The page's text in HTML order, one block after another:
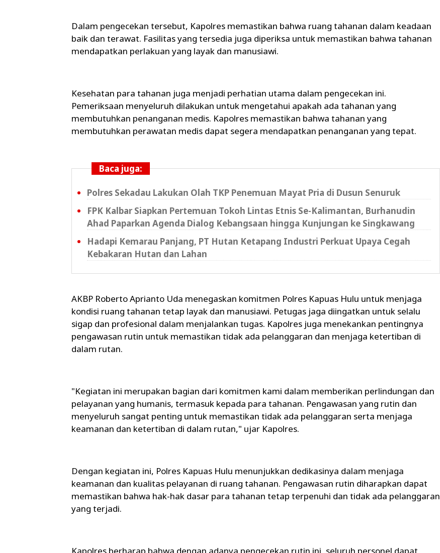
Dalam pengecekan tersebut, Kapolres memastikan bahwa ruang tahanan dalam keadaan
baik dan terawat. Fasilitas yang tersedia juga diperiksa untuk memastikan bahwa tahanan
mendapatkan perlakuan yang layak dan manusiawi.
Kesehatan para tahanan juga menjadi perhatian utama dalam pengecekan ini.
Pemeriksaan menyeluruh dilakukan untuk mengetahui apakah ada tahanan yang
membutuhkan penanganan medis. Kapolres memastikan bahwa tahanan yang
membutuhkan perawatan medis dapat segera mendapatkan penanganan yang tepat.
Baca juga:
Polres Sekadau Lakukan Olah TKP Penemuan Mayat Pria di Dusun Senuruk
FPK Kalbar Siapkan Pertemuan Tokoh Lintas Etnis Se-Kalimantan, Burhanudin
Ahad Paparkan Agenda Dialog Kebangsaan hingga Kunjungan ke Singkawang
Hadapi Kemarau Panjang, PT Hutan Ketapang Industri Perkuat Upaya Cegah
Kebakaran Hutan dan Lahan
AKBP Roberto Aprianto Uda menegaskan komitmen Polres Kapuas Hulu untuk menjaga
kondisi ruang tahanan tetap layak dan manusiawi. Petugas jaga diingatkan untuk selalu
sigap dan profesional dalam menjalankan tugas. Kapolres juga menekankan pentingnya
pengawasan rutin untuk memastikan tidak ada pelanggaran dan menjaga ketertiban di
dalam rutan.
"Kegiatan ini merupakan bagian dari komitmen kami dalam memberikan perlindungan dan
pelayanan yang humanis, termasuk kepada para tahanan. Pengawasan yang rutin dan
menyeluruh sangat penting untuk memastikan tidak ada pelanggaran serta menjaga
keamanan dan ketertiban di dalam rutan," ujar Kapolres.
Dengan kegiatan ini, Polres Kapuas Hulu menunjukkan dedikasinya dalam menjaga
keamanan dan kualitas pelayanan di ruang tahanan. Pengawasan rutin diharapkan dapat
memastikan bahwa hak-hak dasar para tahanan tetap terpenuhi dan tidak ada pelanggaran
yang terjadi.